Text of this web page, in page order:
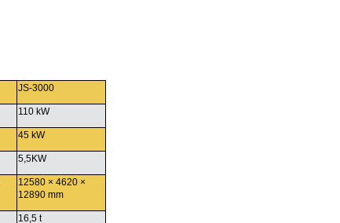
JS-3000
110 kW
45 kW
5,5KW
12580 × 4620 ×
12890 mm
16,5 t